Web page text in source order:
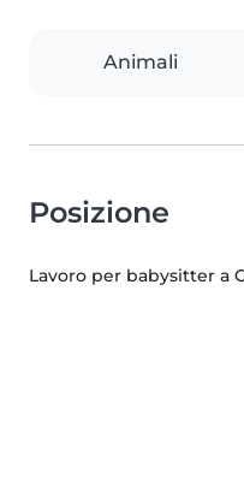
Animali
Posizione
Lavoro per babysitter a